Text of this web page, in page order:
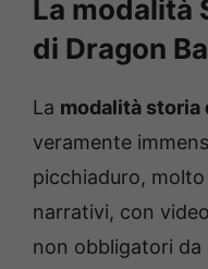
La modalità
di Dragon
La modalità storia
veramente
picchiaduro,
narrativi, con
non obbligatori da